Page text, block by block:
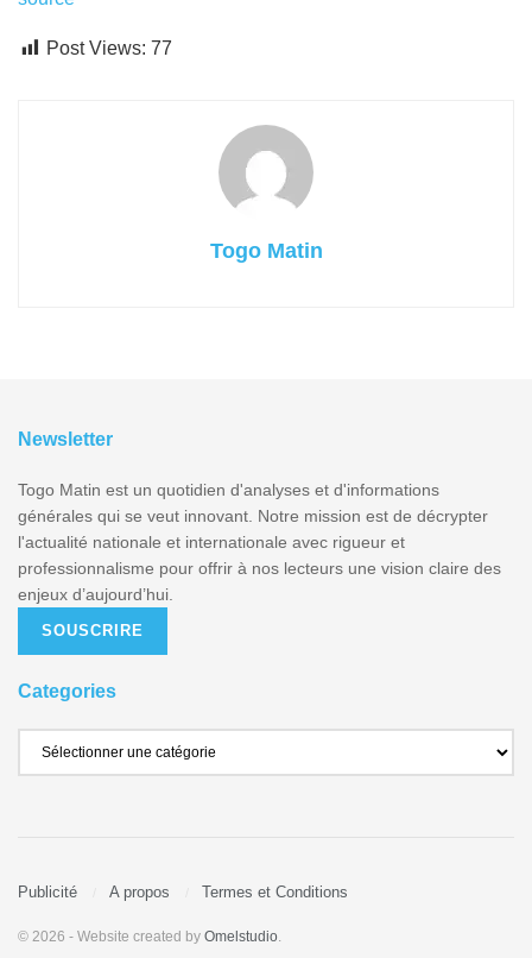
Post Views: 77
Togo Matin
Newsletter
Togo Matin est un quotidien d'analyses et d'informations
générales qui se veut innovant. Notre mission est de décrypter
l'actualité nationale et internationale avec rigueur et
professionnalisme pour offrir à nos lecteurs une vision claire des
enjeux d’aujourd’hui.
SOUSCRIRE
Categories
Publicité A propos Termes et Conditions
© 2026 - Website created by Omelstudio